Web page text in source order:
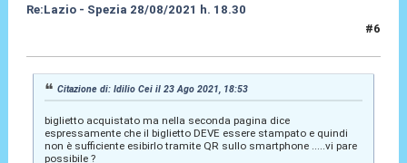
Re:Lazio - Spezia 28/08/2021 h. 18.30
#6
Citazione di: Idilio Cei il 23 Ago 2021, 18:53
biglietto acquistato ma nella seconda pagina dice
espressamente che il biglietto DEVE essere stampato e quindi
non è sufficiente esibirlo tramite QR sullo smartphone .....vi pare
possibile ?